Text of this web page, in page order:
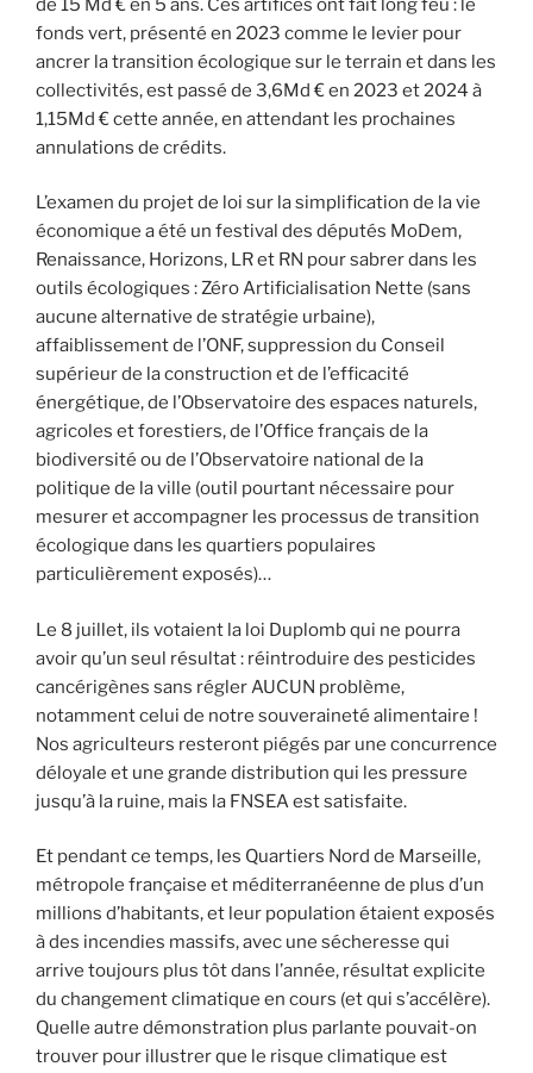
de 15 Md € en 5 ans. Ces artifices ont fait long feu : le
fonds vert, présenté en 2023 comme le levier pour
ancrer la transition écologique sur le terrain et dans les
collectivités, est passé de 3,6Md € en 2023 et 2024 à
1,15Md € cette année, en attendant les prochaines
annulations de crédits.
L’examen du projet de loi sur la simplification de la vie
économique a été un festival des députés MoDem,
Renaissance, Horizons, LR et RN pour sabrer dans les
outils écologiques : Zéro Artificialisation Nette (sans
aucune alternative de stratégie urbaine),
affaiblissement de l’ONF, suppression du Conseil
supérieur de la construction et de l’efficacité
énergétique, de l’Observatoire des espaces naturels,
agricoles et forestiers, de l’Office français de la
biodiversité ou de l’Observatoire national de la
politique de la ville (outil pourtant nécessaire pour
mesurer et accompagner les processus de transition
écologique dans les quartiers populaires
particulièrement exposés)…
Le 8 juillet, ils votaient la loi Duplomb qui ne pourra
avoir qu’un seul résultat : réintroduire des pesticides
cancérigènes sans régler AUCUN problème,
notamment celui de notre souveraineté alimentaire !
Nos agriculteurs resteront piégés par une concurrence
déloyale et une grande distribution qui les pressure
jusqu’à la ruine, mais la FNSEA est satisfaite.
Et pendant ce temps, les Quartiers Nord de Marseille,
métropole française et méditerranéenne de plus d’un
millions d’habitants, et leur population étaient exposés
à des incendies massifs, avec une sécheresse qui
arrive toujours plus tôt dans l’année, résultat explicite
du changement climatique en cours (et qui s’accélère).
Quelle autre démonstration plus parlante pouvait-on
trouver pour illustrer que le risque climatique est